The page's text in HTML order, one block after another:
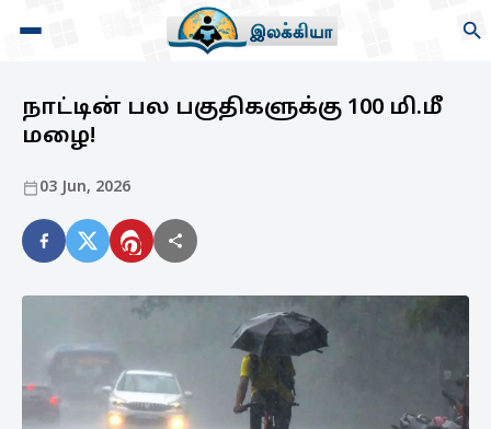
நாட்டின் பல பகுதிகளுக்கு 100 மி.மீ
மழை!
03 Jun, 2026